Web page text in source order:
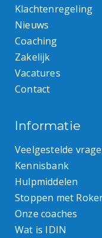
Klachtenregeling
Nieuws
Coaching
Zakelijk
Vacatures
Contact
Informatie
Veelgestelde
Kennisbank
Hulpmiddelen
Stoppen met
Onze coaches
Wat is IDIN